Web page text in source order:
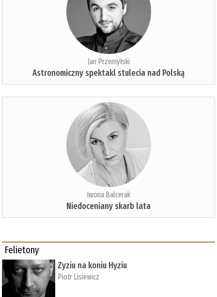
Jan Przemyłski
Astronomiczny spektakl stulecia nad Polską
Iwona Balcerak
Niedoceniany skarb lata
Felietony
Zyziu na koniu Hyziu
Piotr Lisiewicz